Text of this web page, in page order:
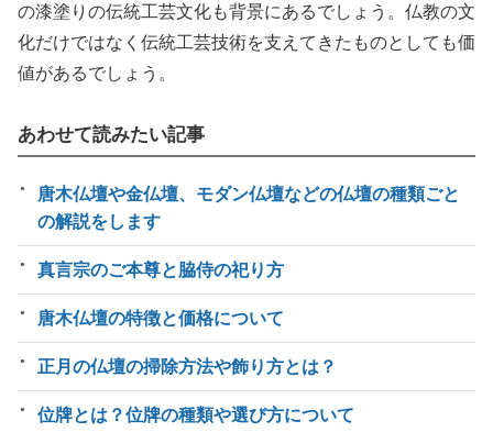
の漆塗りの伝統工芸文化も背景にあるでしょう。仏教の文
化だけではなく伝統工芸技術を支えてきたものとしても価
値があるでしょう。
あわせて読みたい記事
唐木仏壇や金仏壇、モダン仏壇などの仏壇の種類ごと
の解説をします
真言宗のご本尊と脇侍の祀り方
唐木仏壇の特徴と価格について
正月の仏壇の掃除方法や飾り方とは？
位牌とは？位牌の種類や選び方について